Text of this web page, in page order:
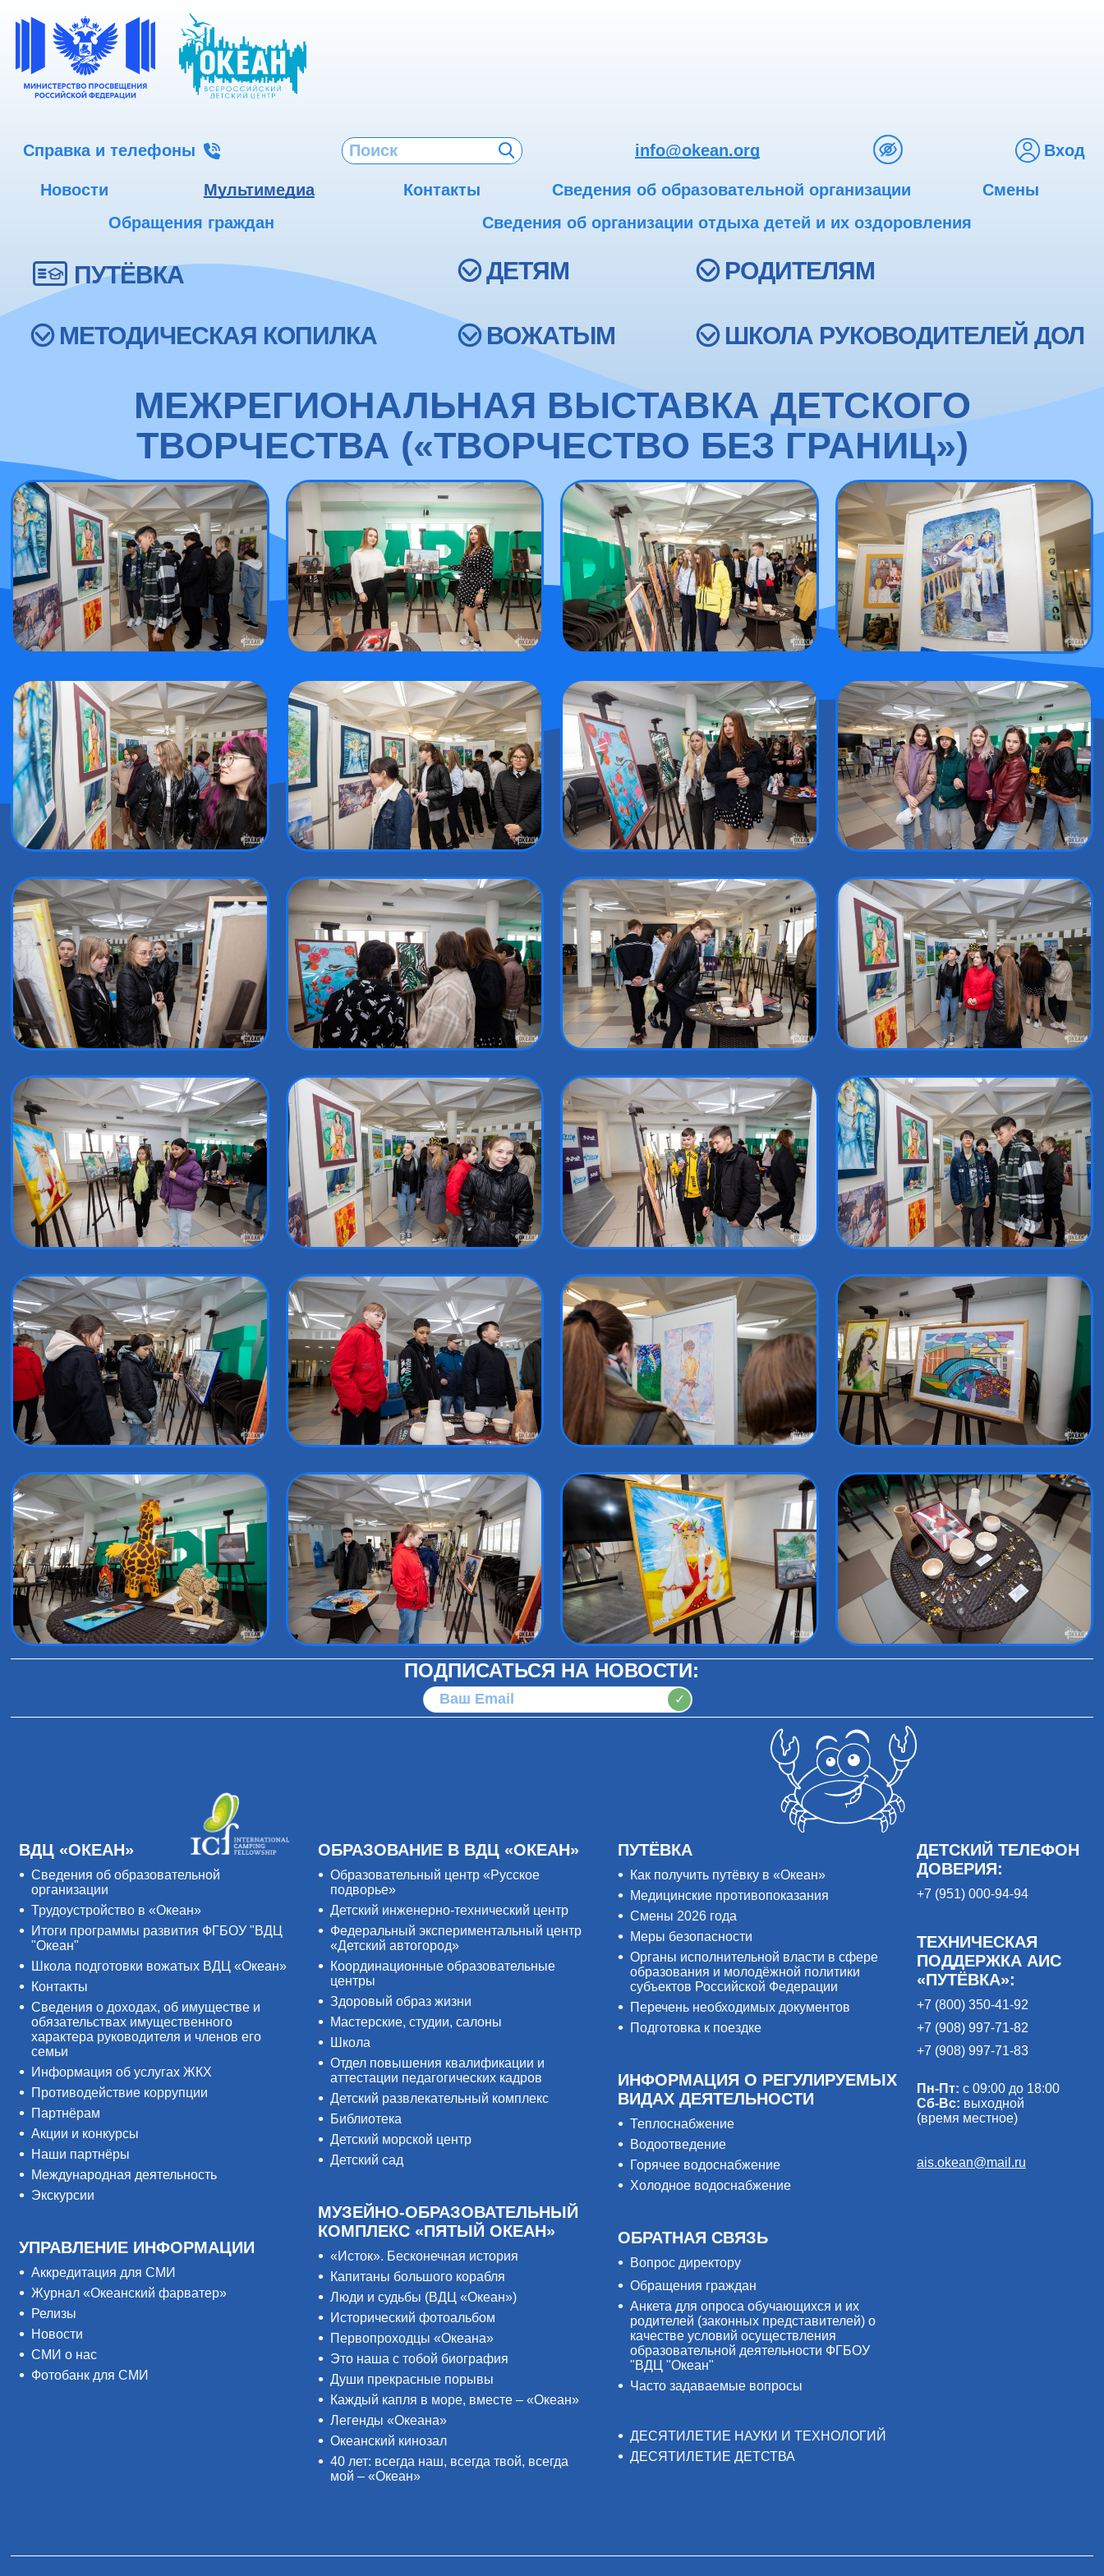
Справка и телефоны info@okean.org Вход
Новости Мультимедиа Контакты Сведения об образовательной организации
Смены
Обращения граждан
Сведения об организации отдыха детей и их оздоровления
ПУТЁВКА ДЕТЯМ РОДИТЕЛЯМ
МЕТОДИЧЕСКАЯ КОПИЛКА ВОЖАТЫМ ШКОЛА РУКОВОДИТЕЛЕЙ ДОЛ
МЕЖРЕГИОНАЛЬНАЯ ВЫСТАВКА ДЕТСКОГО
ТВОРЧЕСТВА («ТВОРЧЕСТВО БЕЗ ГРАНИЦ»)
ПОДПИСАТЬСЯ НА НОВОСТИ:
✓
ВДЦ «ОКЕАН»
Сведения об образовательной
организации
Трудоустройство в «Океан»
Итоги программы развития ФГБОУ "ВДЦ
"Океан"
Школа подготовки вожатых ВДЦ «Океан»
Контакты
Сведения о доходах, об имуществе и
обязательствах имущественного
характера руководителя и членов его
семьи
Информация об услугах ЖКХ
Противодействие коррупции
Партнёрам
Акции и конкурсы
Наши партнёры
Международная деятельность
Экскурсии
УПРАВЛЕНИЕ ИНФОРМАЦИИ
Аккредитация для СМИ
Журнал «Океанский фарватер»
Релизы
Новости
СМИ о нас
Фотобанк для СМИ
ОБРАЗОВАНИЕ В ВДЦ «ОКЕАН»
Образовательный центр «Русское
подворье»
Детский инженерно-технический центр
Федеральный экспериментальный центр
«Детский автогород»
Координационные образовательные
центры
Здоровый образ жизни
Мастерские, студии, салоны
Школа
Отдел повышения квалификации и
аттестации педагогических кадров
Детский развлекательный комплекс
Библиотека
Детский морской центр
Детский сад
МУЗЕЙНО-ОБРАЗОВАТЕЛЬНЫЙ
КОМПЛЕКС «ПЯТЫЙ ОКЕАН»
«Исток». Бесконечная история
Капитаны большого корабля
Люди и судьбы (ВДЦ «Океан»)
Исторический фотоальбом
Первопроходцы «Океана»
Это наша с тобой биография
Души прекрасные порывы
Каждый капля в море, вместе – «Океан»
Легенды «Океана»
Океанский кинозал
40 лет: всегда наш, всегда твой, всегда
мой – «Океан»
ПУТЁВКА
Как получить путёвку в «Океан»
Медицинские противопоказания
Смены 2026 года
Меры безопасности
Органы исполнительной власти в сфере
образования и молодёжной политики
субъектов Российской Федерации
Перечень необходимых документов
Подготовка к поездке
ИНФОРМАЦИЯ О РЕГУЛИРУЕМЫХ
ВИДАХ ДЕЯТЕЛЬНОСТИ
Теплоснабжение
Водоотведение
Горячее водоснабжение
Холодное водоснабжение
ОБРАТНАЯ СВЯЗЬ
Вопрос директору
Обращения граждан
Анкета для опроса обучающихся и их
родителей (законных представителей) о
качестве условий осуществления
образовательной деятельности ФГБОУ
"ВДЦ "Океан"
Часто задаваемые вопросы
ДЕСЯТИЛЕТИЕ НАУКИ И ТЕХНОЛОГИЙ
ДЕСЯТИЛЕТИЕ ДЕТСТВА
ДЕТСКИЙ ТЕЛЕФОН
ДОВЕРИЯ:
+7 (951) 000-94-94
ТЕХНИЧЕСКАЯ
ПОДДЕРЖКА АИС
«ПУТЁВКА»:
+7 (800) 350-41-92
+7 (908) 997-71-82
+7 (908) 997-71-83
Пн-Пт: с 09:00 до 18:00
Сб-Вс: выходной
(время местное)
ais.okean@mail.ru